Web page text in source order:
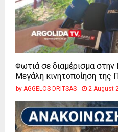
Φωτιά σε διαμέρισμα στην
Μεγάλη κινητοποίηση της
by AGGELOS DRITSAS 2 August